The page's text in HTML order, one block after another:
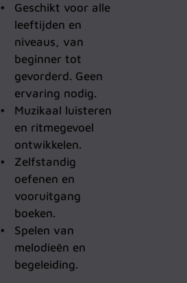
Geschikt voor alle
leeftijden en
niveaus, van
beginner tot
gevorderd. Geen
ervaring nodig.
Muzikaal luisteren
en ritmegevoel
ontwikkelen.
Zelfstandig
oefenen en
vooruitgang
boeken.
Spelen van
melodieën en
begeleiding.